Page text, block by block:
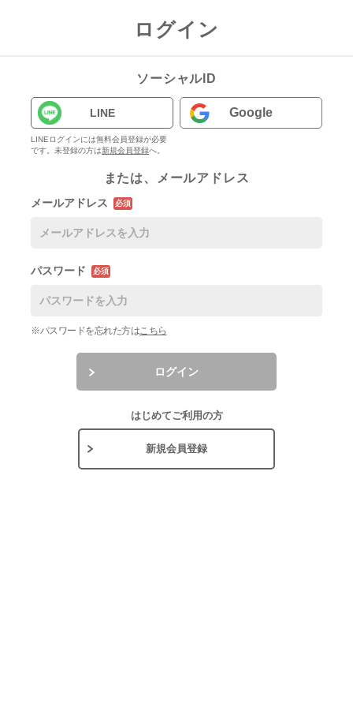
ログイン
ソーシャルID
LINE
LINEログインには無料会員登録が必要
です。未登録の方は新規会員登録へ。
Google
または、メールアドレス
メールアドレス 必須
パスワード 必須
※パスワードを忘れた方はこちら
ログイン
はじめてご利用の方
新規会員登録